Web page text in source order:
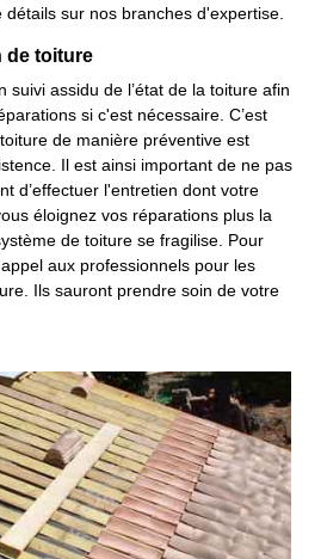
sur nos branches d'expertise.
de toiture
suivi assidu de l’état de la toiture afin
si c'est nécessaire. C’est
de manière préventive est
Il est ainsi important de ne pas
d’effectuer l'entretien dont votre
éloignez vos réparations plus la
de toiture se fragilise. Pour
aux professionnels pour les
Ils sauront prendre soin de votre